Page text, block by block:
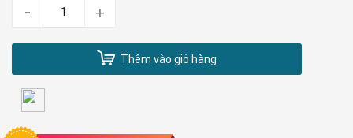
- +
Thêm vào giỏ hàng